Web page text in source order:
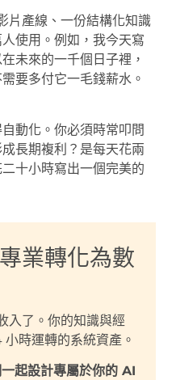
片產線、一份結構化知識
使用。例如，我今天寫
未來的一千個日子裡，
要多付它一毛錢薪水。
動化。你必須時常叩問
長期複利？是每天花兩
十小時寫出一個完美的
業轉化為數
入了。你的知識與經
時運轉的系統資產。
一起設計專屬於你的 AI